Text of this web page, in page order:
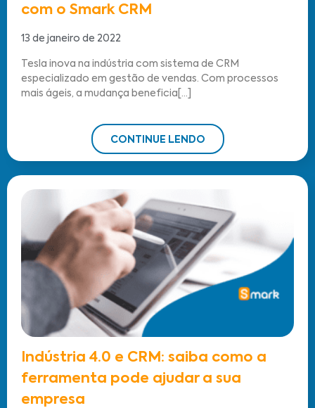
com o Smark CRM
13 de janeiro de 2022
Tesla inova na indústria com sistema de CRM
especializado em gestão de vendas. Com processos
mais ágeis, a mudança beneficia[...]
CONTINUE LENDO
Indústria 4.0 e CRM: saiba como a
ferramenta pode ajudar a sua
empresa